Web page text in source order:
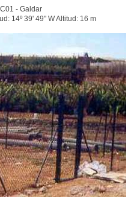
- Galdar
14º 39' 49" W Altitud: 16 m